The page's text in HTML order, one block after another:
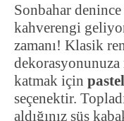
Sonbahar
kahverengi
zamanı! Klasik
katmak için
seçenektir.
aldığınız süs